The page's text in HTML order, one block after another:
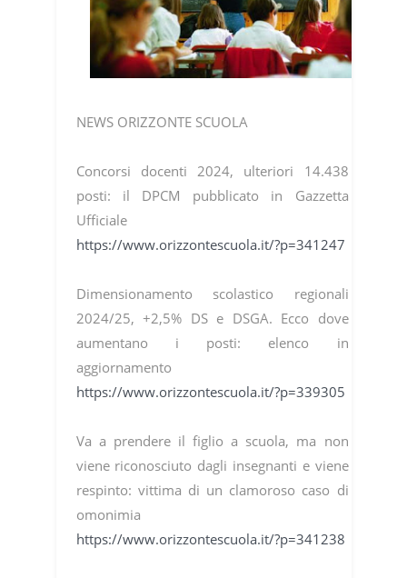
NEWS ORIZZONTE SCUOLA
Concorsi docenti 2024, ulteriori 14.438
posti: il DPCM pubblicato in Gazzetta
Ufficiale
https://www.orizzontescuola.it/?p=341247
Dimensionamento scolastico regionali
2024/25, +2,5% DS e DSGA. Ecco dove
aumentano i posti: elenco in
aggiornamento
https://www.orizzontescuola.it/?p=339305
Va a prendere il figlio a scuola, ma non
viene riconosciuto dagli insegnanti e viene
respinto: vittima di un clamoroso caso di
omonimia
https://www.orizzontescuola.it/?p=341238